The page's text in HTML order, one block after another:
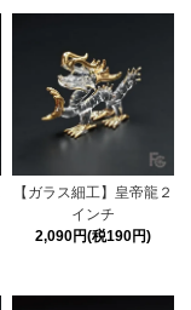
【ガラス細工】皇帝龍２
インチ
2,090円(税190円)